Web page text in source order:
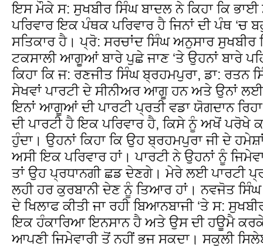
ਇਸ ਮੌਕੇ ਸ: ਸੁਖਬੀਰ ਸਿੰਘ ਬਾਦਲ ਨੇ ਕਿਹਾ ਕਿ
ਪਰਿਵਾਰ ਇਕ ਪੰਥਕ ਪਰਿਵਾਰ ਹੈ ਜਿਨਾਂ ਦੀ ਪੰਥ ‘ਚ
ਸਤਿਕਾਰ ਹੈ। ਪ੍ਰੋ: ਸਰਚਾਂਦ ਸਿੰਘ ਅਨੁਸਾਰ ਸੁਖਬੀਰ
ਟਕਸਾਲੀ ਆਗੂਆਂ ਬਾਰੇ ਪੁਛੇ ਜਾਣ ‘ਤੇ ਉਹਨਾਂ ਬਾਰੇ
ਕਿਹਾ ਕਿ ਜ: ਰਣਜੀਤ ਸਿੰਘ ਬ੍ਰਹਮਪੁਰਾ, ਡਾ: ਰਤਨ
ਸੇਖਵਾਂ ਪਾਰਟੀ ਦੇ ਸੀਨੀਅਰ ਆਗੂ ਹਨ ਅਤੇ ਉਨਾਂ
ਇਨਾਂ ਆਗੂਆਂ ਦੀ ਪਾਰਟੀ ਪ੍ਰਤੀ ਵਡਾ ਯੋਗਦਾਨ
ਦੀ ਪਾਰਟੀ ਹੈ ਇਕ ਪਰਿਵਾਰ ਹੈ, ਕਿਸੇ ਨੂੰ ਅਖੋਂ ਪਰੋਖੇ
ਹੁੰਦਾ। ਉਹਨਾਂ ਕਿਹਾ ਕਿ ਉਹ ਬ੍ਰਹਮਪੁਰਾ ਜੀ ਦੇ
ਅਸੀ ਇਕ ਪਰਿਵਾਰ ਹਾਂ। ਪਾਰਟੀ ਨੇ ਉਹਨਾਂ ਨੂੰ
ਤਾਂ ਉਹ ਪ੍ਰਧਾਨਗੀ ਛਡ ਦੇਣਗੇ। ਮੇਰੇ ਲਈ ਪਾਰਟੀ
ਲਹੀ ਹਰ ਕੁਰਬਾਨੀ ਦੇਣ ਨੂੰ ਤਿਆਰ ਹਾਂ। ਨਵਜੋਤ
ਦੇ ਖਿਲਾਫ ਕੀਤੀ ਜਾ ਰਹੀ ਬਿਆਨਬਾਜੀ ‘ਤੇ ਸ:
ਇਕ ਹੰਕਾਰਿਆ ਇਨਸਾਨ ਹੈ ਅਤੇ ਉਸ ਦੀ ਹਊਮੈ
ਆਪਣੀ ਜਿਮੇਵਾਰੀ ਤੋਂ ਨਹੀਂ ਭਜ ਸਕਦਾ। ਸਕੂਲੀ